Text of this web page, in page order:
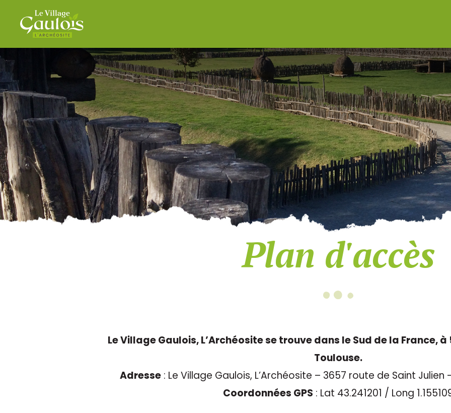
Plan d'accès
Le Village Gaulois, L’Archéosite se trouve dans le Sud de la France,
Toulouse.
Adresse : Le Village Gaulois, L’Archéosite – 3657 route de Saint Julien
Coordonnées GPS : Lat 43.241201 / Long